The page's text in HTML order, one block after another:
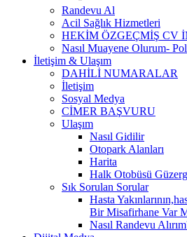
Randevu Al
Acil Sağlık Hizmetleri
HEKİM ÖZGEÇMİŞ CV
Nasıl Muayene Olurum-
İletişim & Ulaşım
DAHİLİ NUMARALAR
İletişim
Sosyal Medya
CİMER BAŞVURU
Ulaşım
Nasıl Gidilir
Otopark Alanları
Harita
Halk Otobüsü
Sık Sorulan Sorular
Hasta
Bir Misafirhane Var
Nasıl Randevu